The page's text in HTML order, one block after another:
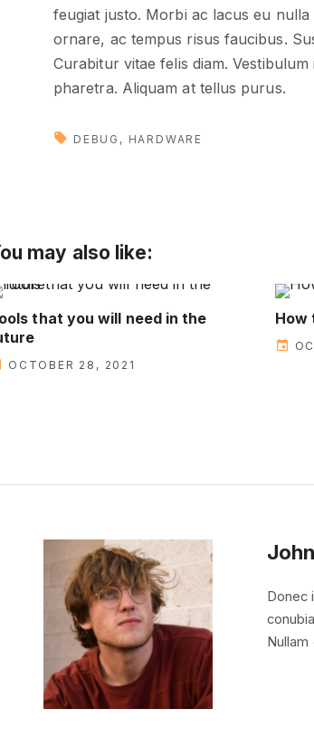
feugiat justo. Morbi ac lacus eu
ornare, ac tempus risus faucibus.
Curabitur vitae felis diam.
pharetra. Aliquam at tellus purus.
DEBUG HARDWARE
may also like:
that you will need in the
OCTOBER 28, 2021
How
Donec